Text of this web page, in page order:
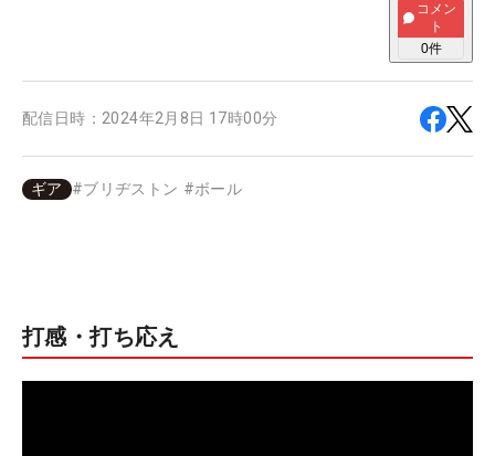
コメン
ト
0件
配信日時： 2024年2月8日 17時00分
ギア #ブリヂストン #ボール
打感・打ち応え